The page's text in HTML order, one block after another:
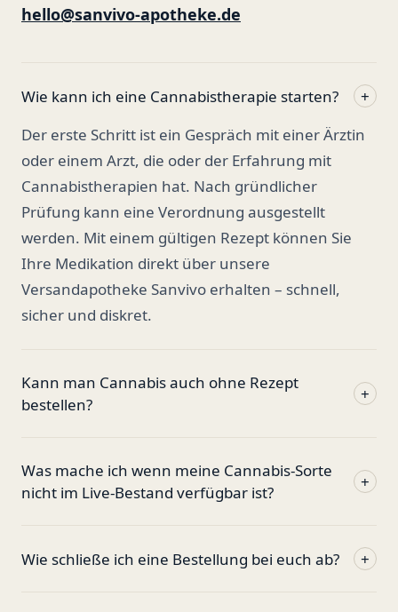
hello@sanvivo-apotheke.de
Wie kann ich eine Cannabistherapie starten?
+
Der erste Schritt ist ein Gespräch mit einer Ärztin
oder einem Arzt, die oder der Erfahrung mit
Cannabistherapien hat. Nach gründlicher
Prüfung kann eine Verordnung ausgestellt
werden. Mit einem gültigen Rezept können Sie
Ihre Medikation direkt über unsere
Versandapotheke Sanvivo erhalten – schnell,
sicher und diskret.
Kann man Cannabis auch ohne Rezept
bestellen?
+
Was mache ich wenn meine Cannabis-Sorte
nicht im Live-Bestand verfügbar ist?
+
Wie schließe ich eine Bestellung bei euch ab? +